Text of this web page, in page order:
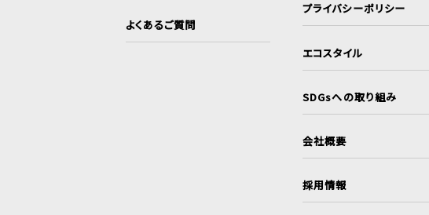
よくあるご質問
プライバシーポリシー
エコスタイル
SDGsへの取り組み
会社概要
採用情報